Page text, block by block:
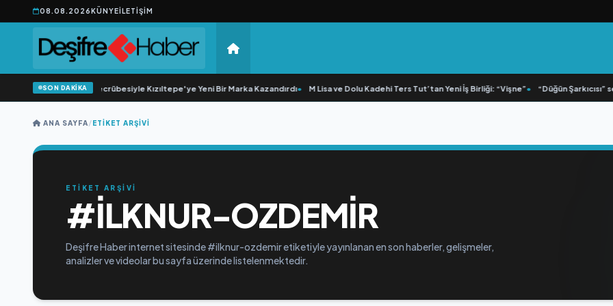
08.08.2026KÜNYEİLETIŞIM
SON DAKİKA
20 Yıllık Esnaflık Tecrübesiyle Kızıltepe'ye Yeni Bir Marka Kazandırdı• M Lisa ve Dolu Kadehi Ters Tut’tan Yeni İş Birliği: “Vişne”• “Düğün Şarkıcısı”
ANA SAYFA/ETIKET ARŞIVI
ETİKET ARŞİVİ
#ILKNUR-OZDEMIR
Deşifre Haber internet sitesinde #ilknur-ozdemir etiketiyle yayınlanan en son haberler, gelişmeler,
analizler ve videolar bu sayfa üzerinde listelenmektedir.